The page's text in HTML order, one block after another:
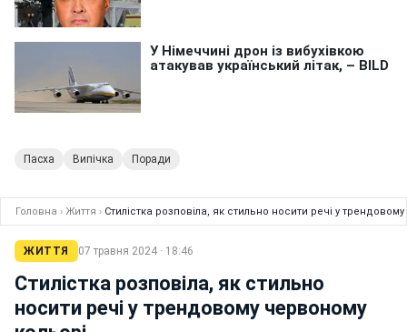
Пасха Випічка Поради
Головна › Життя › Стилістка розповіла, як стильно носити речі у
ЖИТТЯ 07 травня 2024 · 18:46
Стилістка розповіла, як стильно
носити речі у трендовому червоному